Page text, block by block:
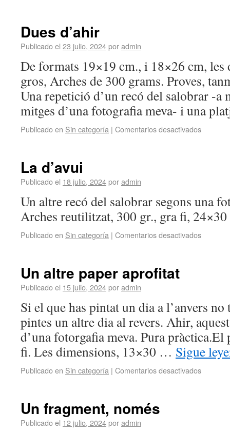
Dues d’ahir
Publicado el 23 julio, 2024poradmin
De formats 19×19 cm., i 18×26 cm, les
gros, Arches de 300 grams. Proves,
Una repetició d’un recó del salobrar -a
mitges d’una fotografia meva- i una
Publicado en Sin categoría | Comentarios desactivados
La d’avui
Publicado el 18 julio, 2024poradmin
Un altre recó del salobrar segons una
Arches reutilitzat, 300 gr., gra fi,
Publicado en Sin categoría | Comentarios desactivados
Un altre paper aprofitat
Publicado el 15 julio, 2024poradmin
Si el que has pintat un dia a l’anvers
pintes un altre dia al revers. Ahir,
d’una fotorgafia meva. Pura pràctica.El
fi. Les dimensions, 13×30 … Sigue
Publicado en Sin categoría | Comentarios desactivados
Un fragment, només
Publicado el 12 julio, 2024poradmin